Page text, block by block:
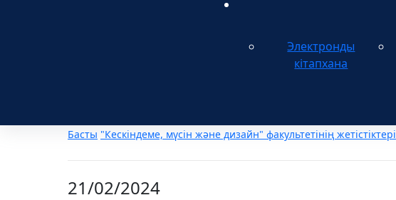
Электронды
кітапхана
Басты "Кескіндеме, мүсін және дизайн" факультетінің жетістіктері
21/02/2024